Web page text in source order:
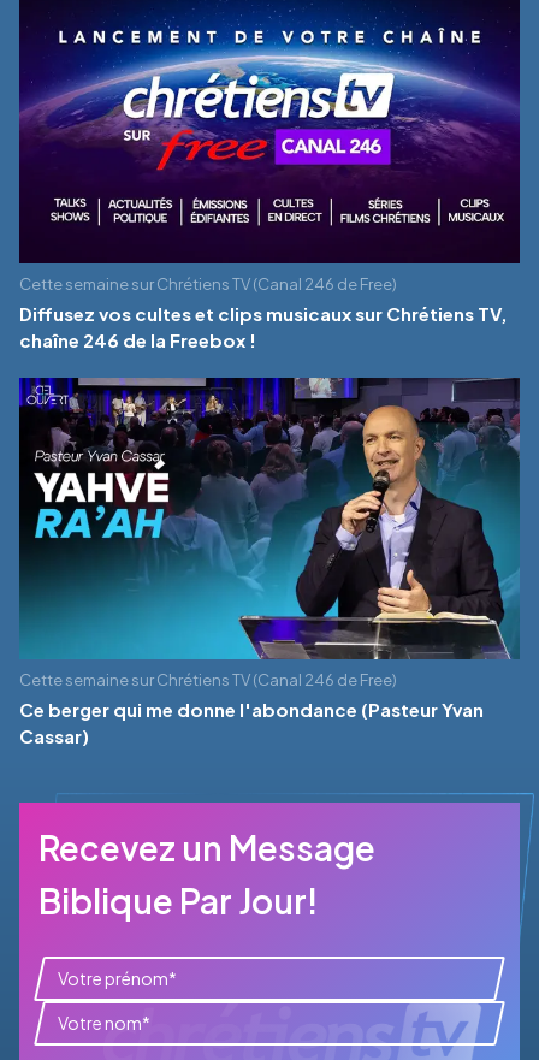
Cette semaine sur Chrétiens TV (Canal 246 de Free)
Diffusez vos cultes et clips musicaux sur Chrétiens TV,
chaîne 246 de la Freebox !
Cette semaine sur Chrétiens TV (Canal 246 de Free)
Ce berger qui me donne l'abondance (Pasteur Yvan
Cassar)
Recevez un Message
Biblique Par Jour!